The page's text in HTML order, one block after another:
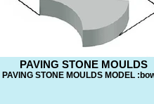
PAVING STONE MOULDS
PAVING STONE MOULDS MODEL